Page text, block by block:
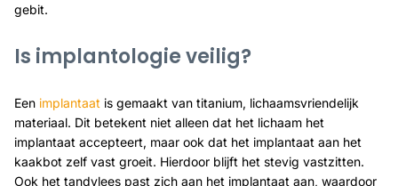
gebit.
Is implantologie veilig?
Een implantaat is gemaakt van titanium, lichaamsvriendelijk
materiaal. Dit betekent niet alleen dat het lichaam het
implantaat accepteert, maar ook dat het implantaat aan het
kaakbot zelf vast groeit. Hierdoor blijft het stevig vastzitten.
Ook het tandvlees past zich aan het implantaat aan, waardoor